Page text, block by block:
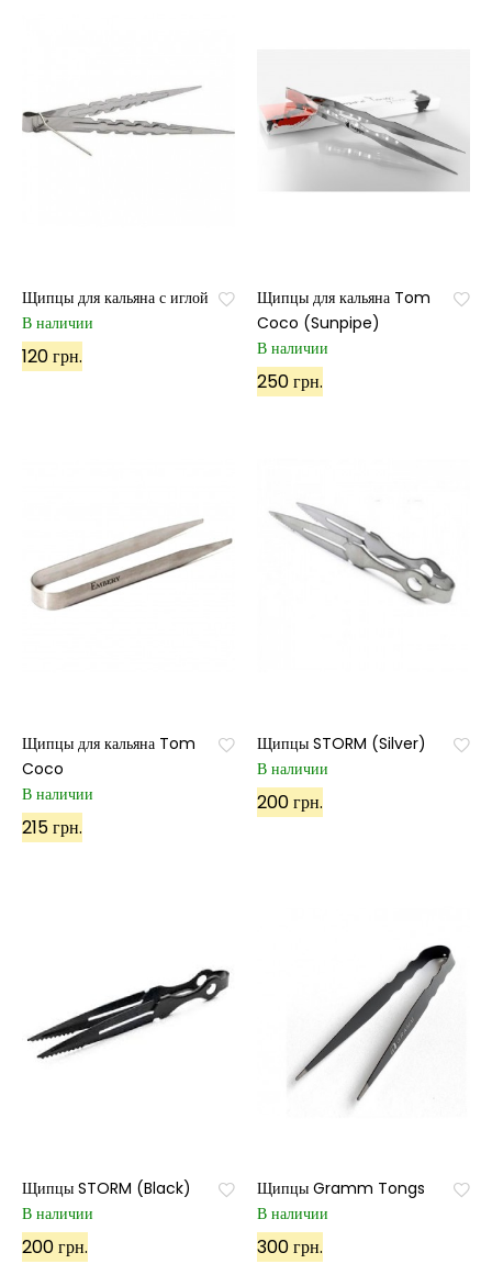
Щипцы для кальяна с иглой
В наличии
120 грн.
Щипцы для кальяна Tom
Coco (Sunpipe)
В наличии
250 грн.
Щипцы для кальяна Tom
Coco
В наличии
215 грн.
Щипцы STORM (Silver)
В наличии
200 грн.
Щипцы STORM (Black)
В наличии
200 грн.
Щипцы Gramm Tongs
В наличии
300 грн.